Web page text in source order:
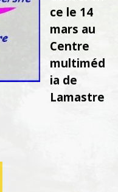
ce le 14
mars au
Centre
multiméd
ia de
Lamastre